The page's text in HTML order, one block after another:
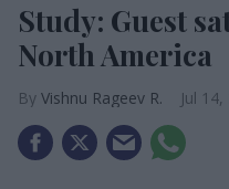
Study: Guest
North America
Vishnu Rageev R. Jul